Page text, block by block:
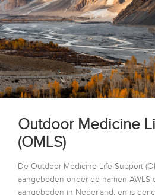
Outdoor Medicine
(OMLS)
De Outdoor Medicine Life Support
aangeboden onder de namen AWLS
aangeboden in Nederland, en is